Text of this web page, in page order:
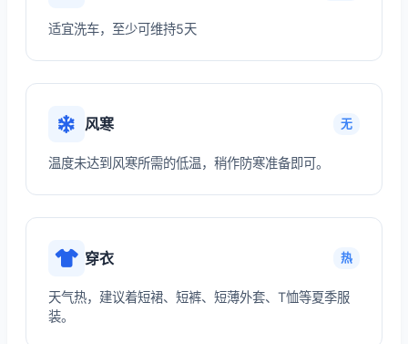
适宜洗车，至少可维持5天
风寒 无
温度未达到风寒所需的低温，稍作防寒准备即可。
穿衣 热
天气热，建议着短裙、短裤、短薄外套、T恤等夏季服
装。